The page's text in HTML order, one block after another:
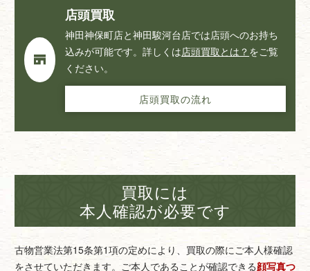
店頭買取
神田神保町店と神田駿河台店では店頭へのお持ち
込みが可能です。詳しくは店頭買取とは？ をご覧
ください。
店頭買取の流れ
買取には
本人確認が必要です
古物営業法第15条第1項の定めにより、買取の際にご本人様確認
をさせていただきます。 ご本人であることが確認できる顔写真つ